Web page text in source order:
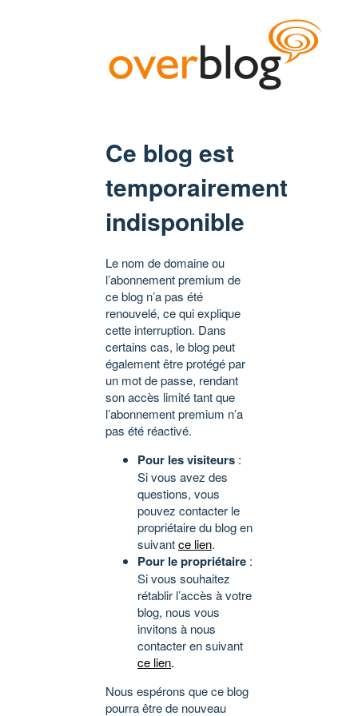
Ce blog est
temporairement
indisponible
Le nom de domaine ou
l’abonnement premium de
ce blog n’a pas été
renouvelé, ce qui explique
cette interruption. Dans
certains cas, le blog peut
également être protégé par
un mot de passe, rendant
son accès limité tant que
l’abonnement premium n’a
pas été réactivé.
Pour les visiteurs :
Si vous avez des
questions, vous
pouvez contacter le
propriétaire du blog en
suivantce lien.
Pour le propriétaire :
Si vous souhaitez
rétablir l’accès à votre
blog, nous vous
invitons à nous
contacter en suivant
ce lien.
Nous espérons que ce blog
pourra être de nouveau